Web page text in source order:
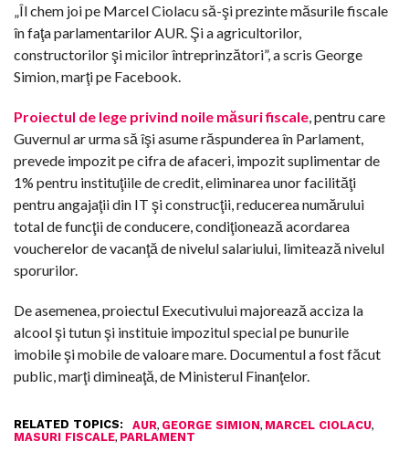
„Îl chem joi pe Marcel Ciolacu să-şi prezinte măsurile fiscale
în faţa parlamentarilor AUR. Şi a agricultorilor,
constructorilor şi micilor întreprinzători”, a scris George
Simion, marţi pe Facebook.
Proiectul de lege privind noile măsuri fiscale , pentru care
Guvernul ar urma să îşi asume răspunderea în Parlament,
prevede impozit pe cifra de afaceri, impozit suplimentar de
1% pentru instituţiile de credit, eliminarea unor facilităţi
pentru angajaţii din IT şi construcţii, reducerea numărului
total de funcţii de conducere, condiţionează acordarea
voucherelor de vacanţă de nivelul salariului, limitează nivelul
sporurilor.
De asemenea, proiectul Executivului majorează acciza la
alcool şi tutun şi instituie impozitul special pe bunurile
imobile şi mobile de valoare mare. Documentul a fost făcut
public, marţi dimineaţă, de Ministerul Finanţelor.
RELATED TOPICS: AUR, GEORGE SIMION, MARCEL CIOLACU,
MASURI FISCALE, PARLAMENT